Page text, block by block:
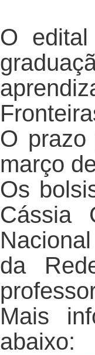
O
O
março
Os
Cássia
da
Mais
abaixo: